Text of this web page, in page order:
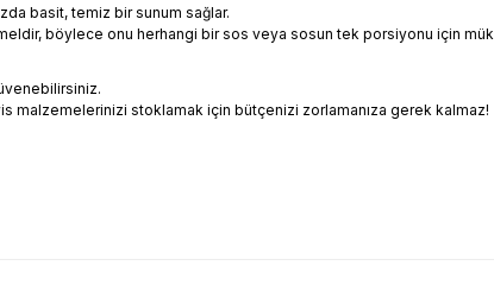
basit, temiz bir sunum sağlar.
böylece onu herhangi bir sos veya sosun tek porsiyonu için
malzemelerinizi stoklamak için bütçenizi zorlamanıza gerek kalmaz!